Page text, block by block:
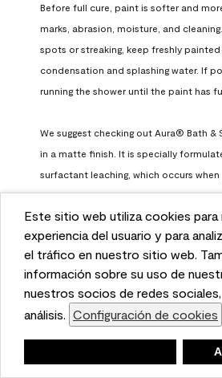
This website uses cookies to
and to analyze performance and
We also share information about
with our social media, advertising,
partners. Cookie Settings
Este sitio web utiliza cookies para
experiencia del usuario y para
el tráfico en nuestro sitio web.
información sobre su uso de
nuestros socios de redes
análisis. Configuración de cookies
Before full cure, paint is softer and
marks, abrasion, moisture, and
spots or streaking, keep freshly
condensation and splashing water. If
running the shower until the paint has
We suggest checking out Aura® Bath &
in a matte finish. It is specially
surfactant leaching, which occurs
have enough time to fully cure before
high humidity. To learn more, feel free
https://www.benjaminmoore.com/en-
paints-stains/product-catalog/abs/
paint
Benjamin Moore Support
a month ago